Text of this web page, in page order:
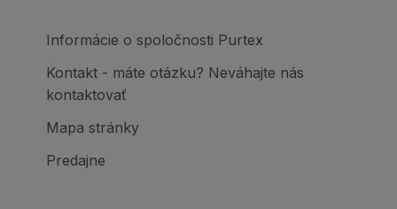
Informácie o spoločnosti Purtex
Kontakt - máte otázku? Neváhajte nás
kontaktovať
Mapa stránky
Predajne